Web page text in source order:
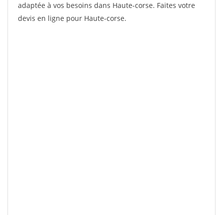
adaptée à vos besoins dans Haute-corse. Faites votre
devis en ligne pour Haute-corse.